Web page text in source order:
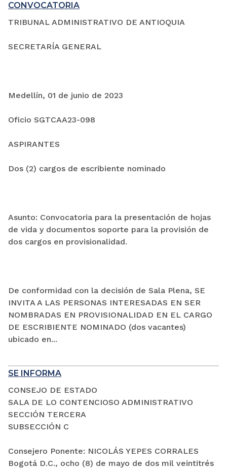
CONVOCATORIA
TRIBUNAL ADMINISTRATIVO DE ANTIOQUIA
SECRETARÍA GENERAL
Medellín, 01 de junio de 2023
Oficio SGTCAA23-098
ASPIRANTES
Dos (2) cargos de escribiente nominado
Asunto: Convocatoria para la presentación de hojas
de vida y documentos soporte para la provisión de
dos cargos en provisionalidad.
De conformidad con la decisión de Sala Plena, SE
INVITA A LAS PERSONAS INTERESADAS EN SER
NOMBRADAS EN PROVISIONALIDAD EN EL CARGO
DE ESCRIBIENTE NOMINADO (dos vacantes)
ubicado en...
SE INFORMA
CONSEJO DE ESTADO
SALA DE LO CONTENCIOSO ADMINISTRATIVO
SECCIÓN TERCERA
SUBSECCIÓN C
Consejero Ponente: NICOLÁS YEPES CORRALES
Bogotá D.C., ocho (8) de mayo de dos mil veintitrés